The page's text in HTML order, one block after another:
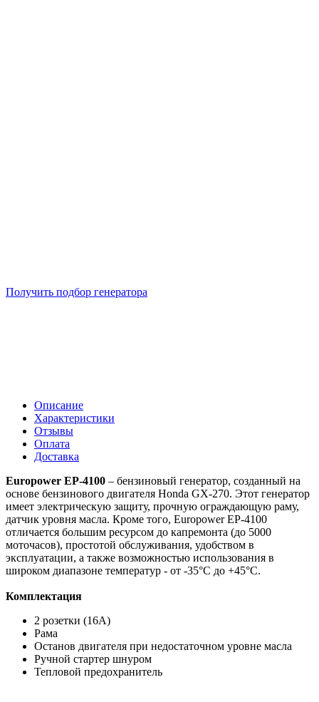
Получить подбор генератора
Описание
Характеристики
Отзывы
Оплата
Доставка
Europower EP-4100 – бензиновый генератор, созданный на
основе бензинового двигателя Honda GX-270. Этот генератор
имеет электрическую защиту, прочную ограждающую раму,
датчик уровня масла. Кроме того, Europower EP-4100
отличается большим ресурсом до капремонта (до 5000
моточасов), простотой обслуживания, удобством в
эксплуатации, а также возможностью использования в
широком диапазоне температур - от -35°С до +45°С.
Комплектация
2 розетки (16А)
Рама
Останов двигателя при недостаточном уровне масла
Ручной стартер шнуром
Тепловой предохранитель